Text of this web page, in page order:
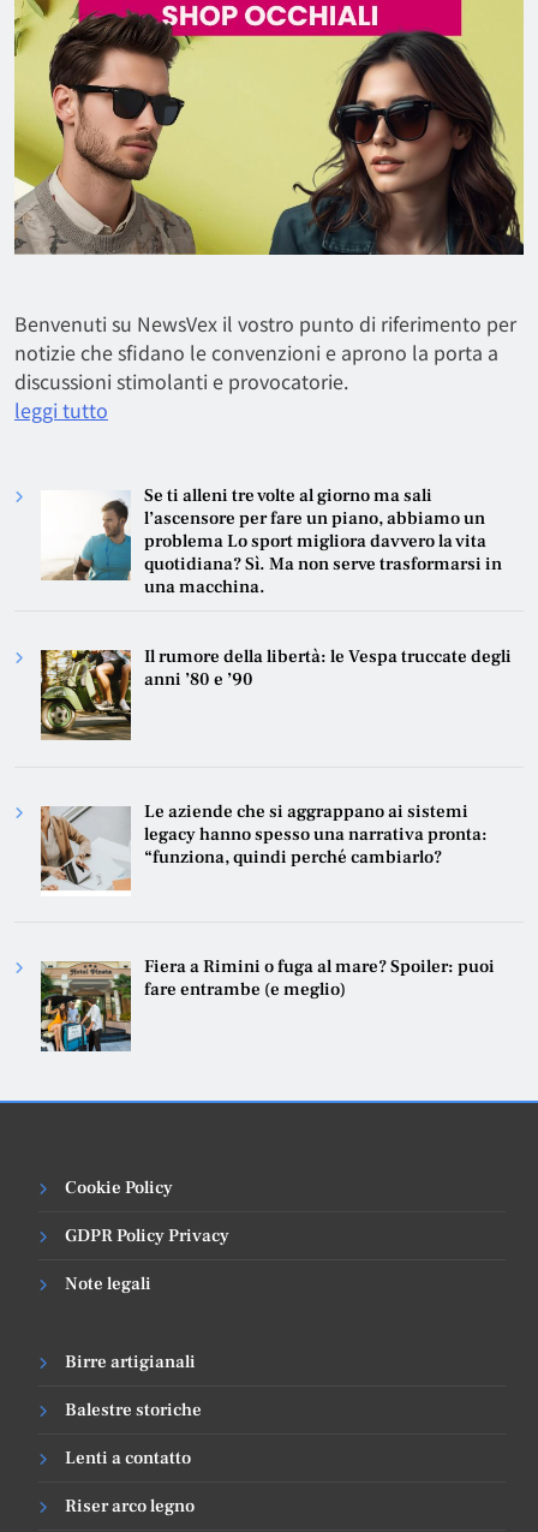
Benvenuti su NewsVex il vostro punto di riferimento per
notizie che sfidano le convenzioni e aprono la porta a
discussioni stimolanti e provocatorie.
leggi tutto
Se ti alleni tre volte al giorno ma sali
l’ascensore per fare un piano, abbiamo un
problema Lo sport migliora davvero la vita
quotidiana? Sì. Ma non serve trasformarsi in
una macchina.
Il rumore della libertà: le Vespa truccate degli
anni ’80 e ’90
Le aziende che si aggrappano ai sistemi
legacy hanno spesso una narrativa pronta:
“funziona, quindi perché cambiarlo?
Fiera a Rimini o fuga al mare? Spoiler: puoi
fare entrambe (e meglio)
Cookie Policy
GDPR Policy Privacy
Note legali
Birre artigianali
Balestre storiche
Lenti a contatto
Riser arco legno